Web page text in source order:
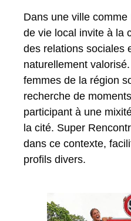
Dans une ville
de vie local invite à la
des relations sociales
naturellement
femmes de la région
recherche de
participant à une
la cité. Super
dans ce contexte,
profils divers.